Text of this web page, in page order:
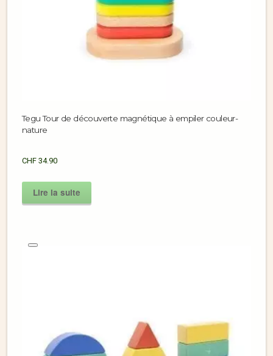
Tegu Tour de découverte magnétique à empiler couleur-
nature
CHF 34.90
Lire la suite